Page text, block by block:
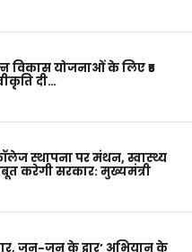
विकास योजनाओं के लिए ₹5
दी…
स्थापना पर मंथन, स्वास्थ्य
करेगी सरकार: मुख्यमंत्री
जन-जन के द्वार’ अभियान के